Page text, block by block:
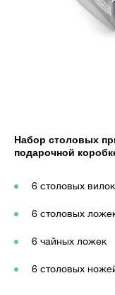
Набор столовых
подарочной
6 столовых вилок
6 столовых
6 чайных ложек
6 столовых